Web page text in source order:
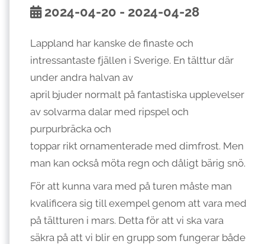
2024-04-20 - 2024-04-28
Lappland har kanske de finaste och
intressantaste fjällen i Sverige. En tälttur där
under andra halvan av
april bjuder normalt på fantastiska upplevelser
av solvarma dalar med ripspel och
purpurbräcka och
toppar rikt ornamenterade med dimfrost. Men
man kan också möta regn och dåligt bärig snö.
För att kunna vara med på turen måste man
kvalificera sig till exempel genom att vara med
på tältturen i mars. Detta för att vi ska vara
säkra på att vi blir en grupp som fungerar både